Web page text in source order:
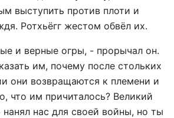
выступить против плоти и
Ротхьёгг жестом обвёл их.
и верные огры, - прорычал он.
им, почему после стольких
они возвращаются к племени и
что им причиталось? Великий
нанял нас для своей войны, но ты